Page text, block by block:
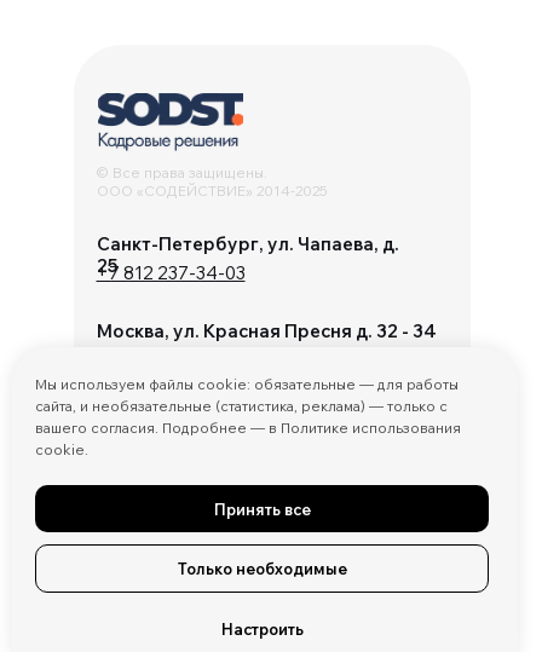
Санкт-Петербург, ул. Чапаева, д.
25
+7 812 237-34-03
Москва, ул. Красная Пресня д. 32 - 34
74
info@sodst.ru
© Все права защищены.
ООО «СОДЕЙСТВИЕ» 2014-2025
Политика конфиденциальности и обработки
Договор оферты
Мы используем файлы cookie: обязательные — для работы
сайта, и необязательные (статистика, реклама) — только с
вашего согласия. Подробнее — в Политике использования
cookie.
Принять все
Только необходимые
Настроить